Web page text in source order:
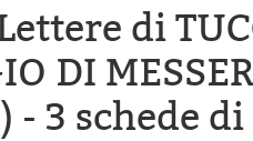
di
DI
- 3 schede